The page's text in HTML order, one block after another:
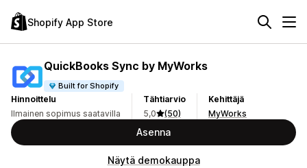
Shopify App Store
QuickBooks Sync by MyWorks
Built for Shopify
Hinnoittelu
Ilmainen sopimus saatavilla
Tähtiarvio
5,0
(50)
Kehittäjä
MyWorks
Asenna
Näytä demokauppa